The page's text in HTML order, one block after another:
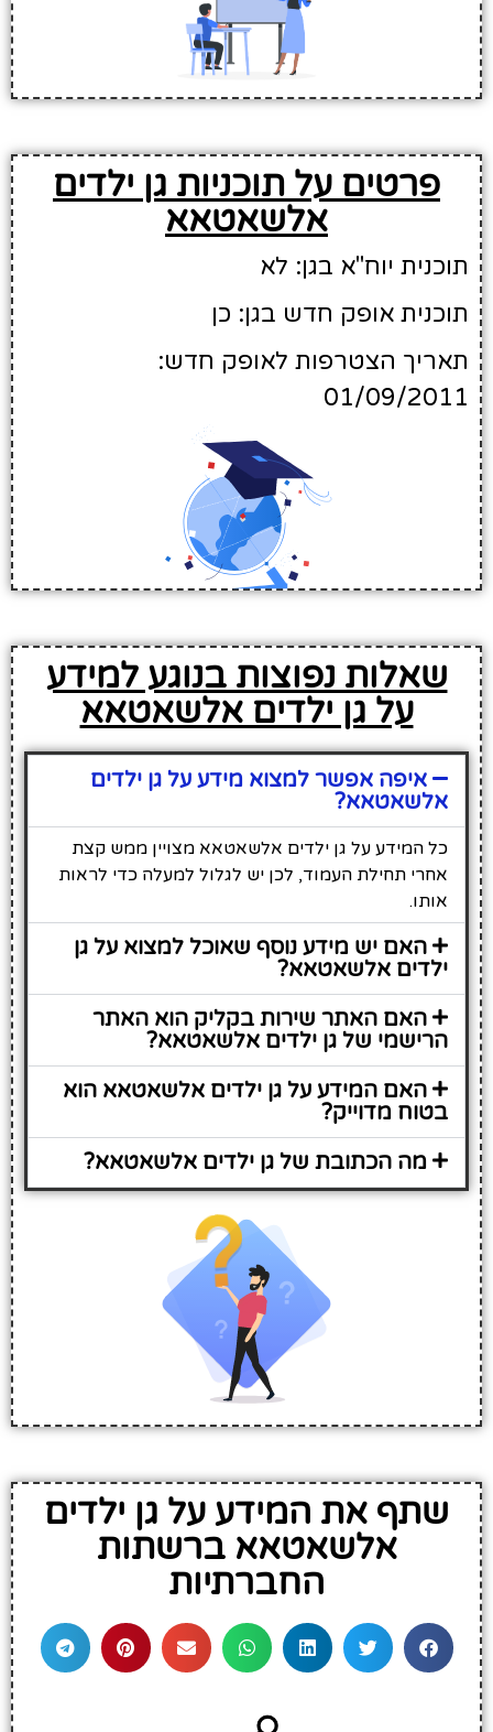
פרטים על תוכניות גן ילדים
אלשאטאא
תוכנית יוח"א בגן: לא
תוכנית אופק חדש בגן: כן
תאריך הצטרפות לאופק חדש:
01/09/2011
שאלות נפוצות בנוגע למידע
על גן ילדים אלשאטאא
איפה אפשר למצוא מידע על גן ילדים
אלשאטאא?
כל המידע על גן ילדים אלשאטאא מצויין ממש קצת
אחרי תחילת העמוד, לכן יש לגלול למעלה כדי לראות
אותו.
האם יש מידע נוסף שאוכל למצוא על גן
ילדים אלשאטאא?
האם האתר שירות בקליק הוא האתר
הרישמי של גן ילדים אלשאטאא?
האם המידע על גן ילדים אלשאטאא הוא
בטוח מדוייק?
מה הכתובת של גן ילדים אלשאטאא?
שתף את המידע על גן ילדים
אלשאטאא ברשתות
החברתיות